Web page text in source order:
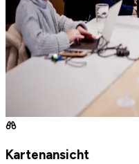
Kartenansicht